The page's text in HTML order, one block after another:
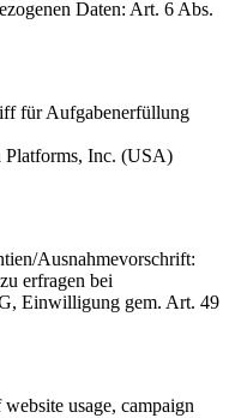
Daten: Art. 6 Abs.
für Aufgabenerfüllung
Platforms, Inc. (USA)
Ausnahmevorschrift:
erfragen bei
, Einwilligung gem. Art. 49
usage, campaign